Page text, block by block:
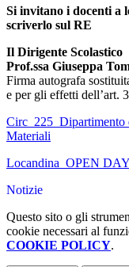
Si invitano i docenti a
scriverlo sul RE
Il Dirigente Scolastico
Prof.ssa Giuseppa
Firma autografa
e per gli effetti dell’art.
Circ_225_Dipartimento
Materiali
Locandina_OPEN
Notizie
Questo sito o gli
cookie necessari al
COOKIE POLICY.